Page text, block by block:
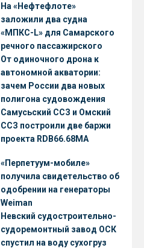
На «Нефтефлоте»
заложили два судна
«МПКС-L» для Самарского
речного пассажирского
предприятия
От одиночного дрона к
автономной акватории:
зачем России два новых
полигона судовождения
Самусьский ССЗ и Омский
ССЗ построили две баржи
проекта RDB66.68МА
«Перпетуум-мобиле»
получила свидетельство об
одобрении на генераторы
Weiman
Невский судостроительно-
судоремонтный завод ОСК
спустил на воду сухогруз